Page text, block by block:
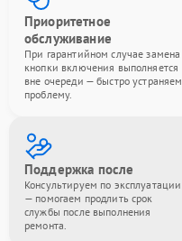
Приоритетное
обслуживание
При гарантийном случае замена
кнопки включения выполняется
вне очереди — быстро устраняем
проблему.
Поддержка после
Консультируем по эксплуатации
— помогаем продлить срок
службы после выполнения
ремонта.